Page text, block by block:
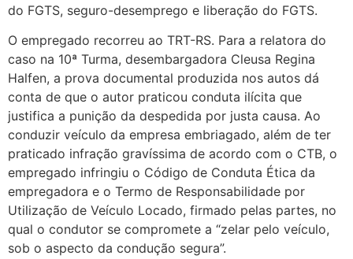
do FGTS, seguro-desemprego e liberação do FGTS.
O empregado recorreu ao TRT-RS. Para a relatora do
caso na 10ª Turma, desembargadora Cleusa Regina
Halfen, a prova documental produzida nos autos dá
conta de que o autor praticou conduta ilícita que
justifica a punição da despedida por justa causa. Ao
conduzir veículo da empresa embriagado, além de ter
praticado infração gravíssima de acordo com o CTB, o
empregado infringiu o Código de Conduta Ética da
empregadora e o Termo de Responsabilidade por
Utilização de Veículo Locado, firmado pelas partes, no
qual o condutor se compromete a “zelar pelo veículo,
sob o aspecto da condução segura”.